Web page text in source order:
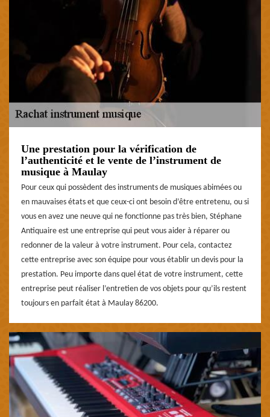
Une prestation pour la vérification de
l’authenticité et le vente de l’instrument de
musique à Maulay
Pour ceux qui possèdent des instruments de musiques abimées ou
en mauvaises états et que ceux-ci ont besoin d’être entretenu, ou si
vous en avez une neuve qui ne fonctionne pas très bien, Stéphane
Antiquaire est une entreprise qui peut vous aider à réparer ou
redonner de la valeur à votre instrument. Pour cela, contactez
cette entreprise avec son équipe pour vous établir un devis pour la
prestation. Peu importe dans quel état de votre instrument, cette
entreprise peut réaliser l’entretien de vos objets pour qu’ils restent
toujours en parfait état à Maulay 86200.